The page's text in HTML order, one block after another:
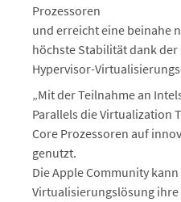
Prozessoren
und erreicht eine beinahe
höchste Stabilität dank
Hypervisor-
„Mit der Teilnahme an
Parallels die Virtualization
Core Prozessoren auf
genutzt.
Die Apple Community
Virtualisierungslösung